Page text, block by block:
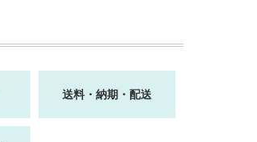
送料・納期・配送